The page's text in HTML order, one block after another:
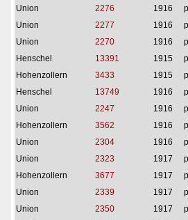
Union
2276 1916
Union
2277 1916
Union
2270 1916
Henschel
13391 1915
Hohenzollern
3433 1915
Henschel
13749 1916
Union
2247 1916
Hohenzollern
3562 1916
Union
2304 1916
Union
2323 1917
Hohenzollern
3677 1917
Union
2339 1917
Union
2350 1917